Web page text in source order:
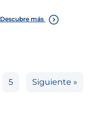
Descubre más
5 Siguiente »